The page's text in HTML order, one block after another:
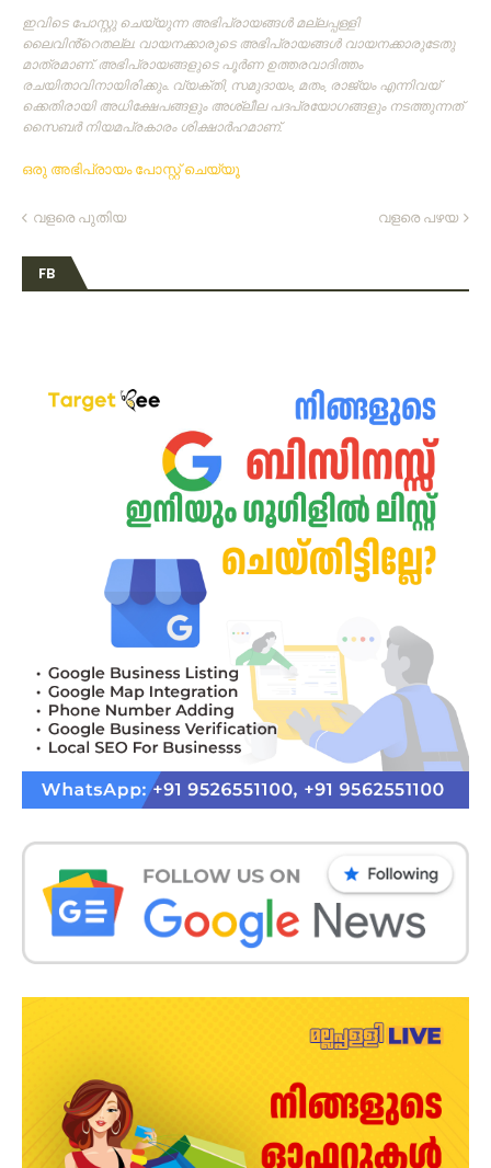
ഇവിടെ പോസ്റ്റു ചെയ്യുന്ന അഭിപ്രായങ്ങള്‍ മല്ലപ്പള്ളി
ലൈവിൻ്റെതല്ല. വായനക്കാരുടെ അഭിപ്രായങ്ങള്‍ വായനക്കാരുടേതു
മാത്രമാണ്‌. അഭിപ്രായങ്ങളുടെ പൂര്‍ണ ഉത്തരവാദിത്തം
രചയിതാവിനായിരിക്കും. വ്യക്തി, സമുദായം, മതം, രാജ്യം എന്നിവയ്
ക്കെതിരായി അധിക്ഷേപങ്ങളും അശ്ലീല പദപ്രയോഗങ്ങളും നടത്തുന്നത്‌
സൈബര്‍ നിയമപ്രകാരം ശിക്ഷാര്‍ഹമാണ്‌.
ഒരു അഭിപ്രായം പോസ്റ്റ് ചെയ്യൂ
വളരെ പുതിയ വളരെ പഴയ
FB